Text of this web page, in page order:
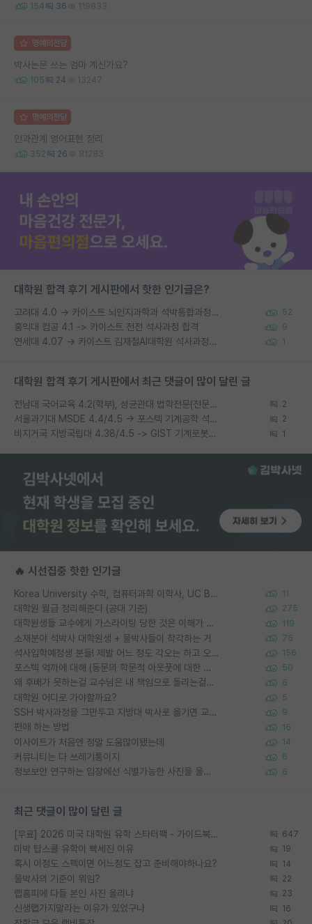
154 36 119833
명예의전당
박사논문 쓰는 엄마 계신가요?
105 24 13247
명예의전당
인과관계 영어표현 정리
352 26 81283
대학원 합격 후기 게시판에서 핫한 인기글은?
고려대 4.0 → 카이스트 뇌인지과학과 석박통합과정 합격 52
홍익대 컴공 4.1 -> 카이스트 전전 석사과정 합격 9
연세대 4.07 → 카이스트 김재철AI대학원 석사과정 합격 1
대학원 합격 후기 게시판에서 최근 댓글이 많이 달린 글
전남대 국어교육 4.2(학부), 성균관대 법학전문(전문석사) 3.49 → 연세대 법학 박사과정 합격 2
서울과기대 MSDE 4.4/4.5 → 포스텍 기계공학 석사과정 합 2
비지거국 지방국립대 4.38/4.5 -> GIST 기계로봇공학과 석사 1
🔥 시선집중 핫한 인기글
Korea University 수학, 컴퓨터과학 이학사, UC Berkeley 산업공학 대학원 공학박사가 되는 것은 쉽지 않겠죠? 11
대학원 월급 정리해준다 (공대 기준) 275
대학원생들 교수에게 가스라이팅 당한 것은 이해가 갑니다. 안타깝네요. 119
소재분야 석박사 대학원생 + 물박사들이 착각하는 거 76
석사입학예정생 분들! 제발 어느 정도 각오는 하고 오세요. 156
포스텍 억까에 대해 (동문의 학문적 아웃풋에 대한 반박) 50
왜 후배가 못하는걸 교수님은 내 책임으로 돌리는걸까요? 6
대학원 어디로 가야할까요? 5
SSH 박사과정을 그만두고 지방대 박사로 옮기면 교수의 꿈은 끝일까요? 9
편애 하는 방법 16
이사이트가 처음엔 정말 도움많이됐는데 14
커뮤니티는 다 쓰레기통이지 6
정보보안 연구하는 입장에선 식별가능한 사진을 올리는건 비추이긴함 6
최근 댓글이 많이 달린 글
[무료] 2026 미국 대학원 유학 스타터팩 - 가이드북 & 합격자 컨택메일 템플릿 647
미박 탑스쿨 유학이 빡세진 이유 19
혹시 이정도 스펙이면 어느정도 잡고 준비해야하나요? 14
물박사의 기준이 뭐임? 22
랩홈피에 다들 본인 사진 올리냐 23
신생랩가지말라는 이유가 있었구나 16